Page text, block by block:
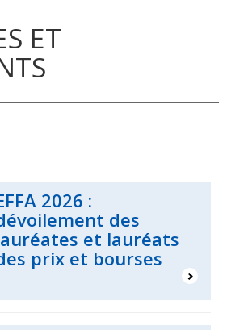
ET
2026 :
des
et lauréats
prix et bourses